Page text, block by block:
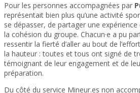
Pour les personnes accompagnées par
représentait bien plus qu’une activité
se dépasser, de partager une
la cohésion du groupe. Chacun·e a pu
ressentir la fierté d’aller au bout de
la hauteur : toutes et tous ont signé de
témoignant de leur engagement et de
préparation.
Du côté du service Mineur.es non